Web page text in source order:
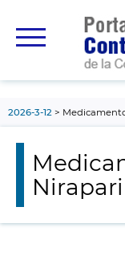
principal
2026-3-12